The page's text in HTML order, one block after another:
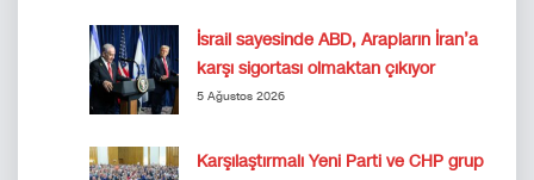
İsrail sayesinde ABD, Arapların İran’a
karşı sigortası olmaktan çıkıyor
5 Ağustos 2026
Karşılaştırmalı Yeni Parti ve CHP grup